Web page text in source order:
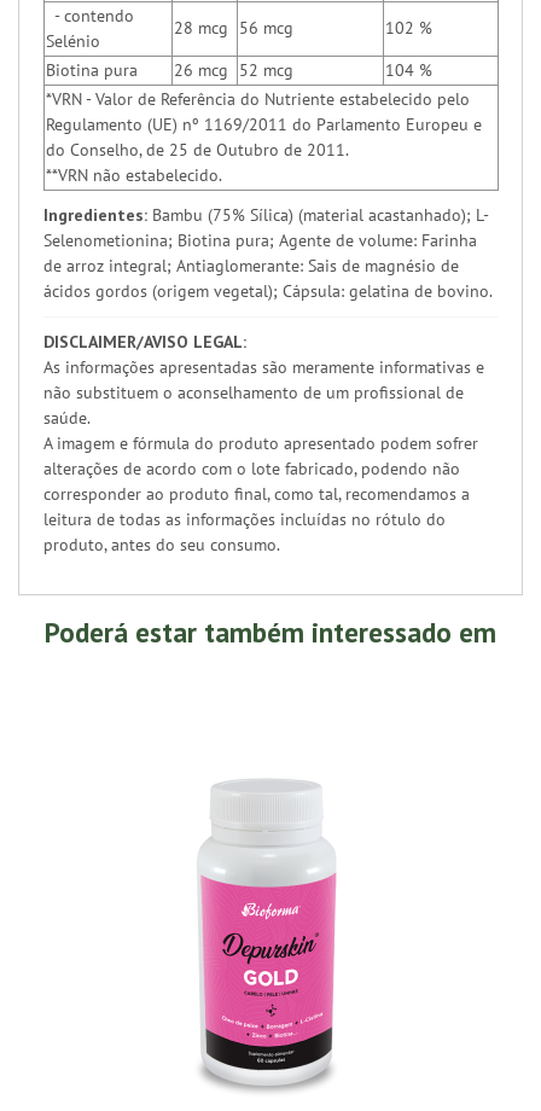
- contendo
Selénio
28 mcg 56 mcg
102 %
Biotina pura
26 mcg 52 mcg
104 %
*VRN - Valor de Referência do Nutriente estabelecido pelo
Regulamento (UE) nº 1169/2011 do Parlamento Europeu e
do Conselho, de 25 de Outubro de 2011.
**VRN não estabelecido.
Ingredientes: Bambu (75% Sílica) (material acastanhado); L-
Selenometionina; Biotina pura; Agente de volume: Farinha
de arroz integral; Antiaglomerante: Sais de magnésio de
ácidos gordos (origem vegetal); Cápsula: gelatina de bovino.
DISCLAIMER/AVISO LEGAL:
As informações apresentadas são meramente informativas e
não substituem o aconselhamento de um profissional de
saúde.
A imagem e fórmula do produto apresentado podem sofrer
alterações de acordo com o lote fabricado, podendo não
corresponder ao produto final, como tal, recomendamos a
leitura de todas as informações incluídas no rótulo do
produto, antes do seu consumo.
Poderá estar também interessado em